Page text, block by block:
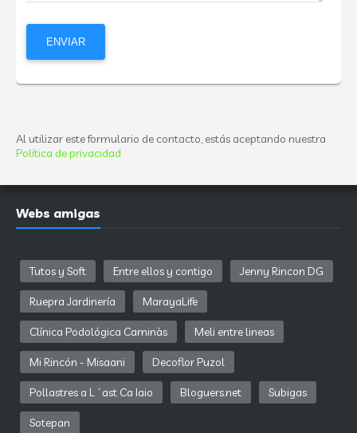
Al utilizar este formulario de contacto, estás aceptando nuestra
Política de privacidad
Webs amigas
Tutos y Soft Entre ellos y contigo Jenny Rincon DG
Ruepra Jardinería MarayaLife
Clínica Podológica Caminàs Meli entre lineas
Mi Rincón - Misaani Decoflor Puzol
Pollastres a L´ast Ca Iaio Bloguers.net Subigas
Sotepan